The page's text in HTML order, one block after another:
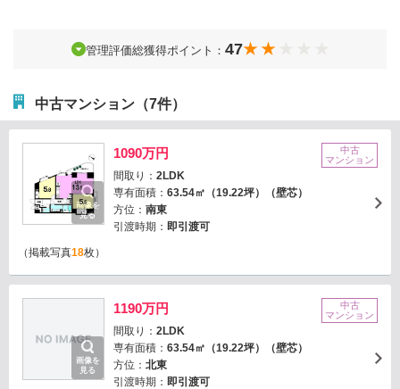
管理評価総獲得ポイント： 47
中古マンション（7件）
画像を
見る
1090万円
間取り： 2LDK
専有面積： 63.54㎡（19.22坪）（壁芯）
方位： 南東
引渡時期： 即引渡可
中古
マンション
（掲載写真18枚）
画像を
見る
1190万円
間取り： 2LDK
専有面積： 63.54㎡（19.22坪）（壁芯）
方位： 北東
引渡時期： 即引渡可
中古
マンション